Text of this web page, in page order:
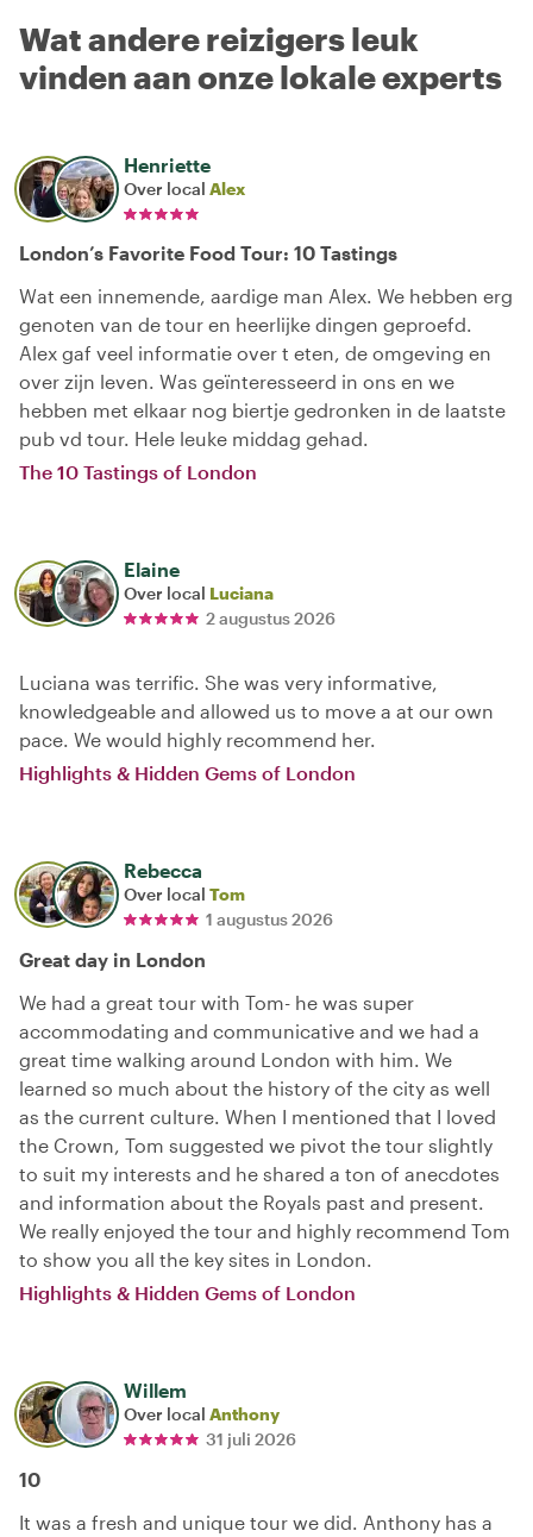
Wat andere reizigers leuk
vinden aan onze lokale experts
Henriette
Over local Alex
London’s Favorite Food Tour: 10 Tastings
Wat een innemende, aardige man Alex. We hebben erg
genoten van de tour en heerlijke dingen geproefd.
Alex gaf veel informatie over t eten, de omgeving en
over zijn leven. Was geïnteresseerd in ons en we
hebben met elkaar nog biertje gedronken in de laatste
pub vd tour. Hele leuke middag gehad.
The 10 Tastings of London
Elaine
Over local Luciana
2 augustus 2026
Luciana was terrific. She was very informative,
knowledgeable and allowed us to move a at our own
pace. We would highly recommend her.
Highlights & Hidden Gems of London
Rebecca
Over local Tom
1 augustus 2026
Great day in London
We had a great tour with Tom- he was super
accommodating and communicative and we had a
great time walking around London with him. We
learned so much about the history of the city as well
as the current culture. When I mentioned that I loved
the Crown, Tom suggested we pivot the tour slightly
to suit my interests and he shared a ton of anecdotes
and information about the Royals past and present.
We really enjoyed the tour and highly recommend Tom
to show you all the key sites in London.
Highlights & Hidden Gems of London
Willem
Over local Anthony
31 juli 2026
10
It was a fresh and unique tour we did. Anthony has a